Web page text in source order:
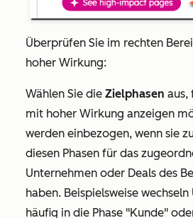
Überprüfen Sie im rechten
hoher Wirkung:
Wählen Sie die Zielphasen aus,
mit hoher Wirkung anzeigen
werden einbezogen, wenn sie
diesen Phasen für das
Unternehmen oder Deals des
haben. Beispielsweise
häufig in die Phase "Kunde"